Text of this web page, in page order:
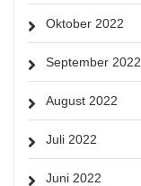
Oktober 2022
September 2022
August 2022
Juli 2022
Juni 2022